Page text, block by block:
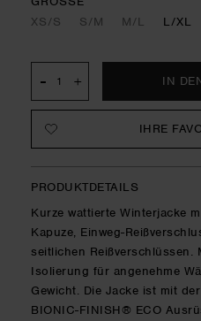
XS/S
S/M M/L L/XL
- +
IHRE
PRODUKTDETAILS
Kurze wattierte Winterjacke
Kapuze, Einweg-
seitlichen
Isolierung für angenehme
Gewicht. Die Jacke ist mit
BIONIC-FINISH® ECO